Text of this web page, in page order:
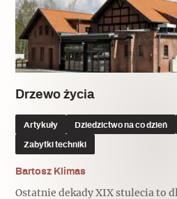
Drzewo życia
Artykuły Dziedzictwo na co dzień
Zabytki techniki
Bartosz Klimas
Ostatnie dekady XIX stulecia to